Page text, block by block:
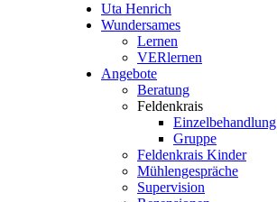
Uta Henrich
Wundersames
Lernen
VERlernen
Angebote
Beratung
Feldenkrais
Einzelbehandlung
Gruppe
Feldenkrais Kinder
Mühlengespräche
Supervision